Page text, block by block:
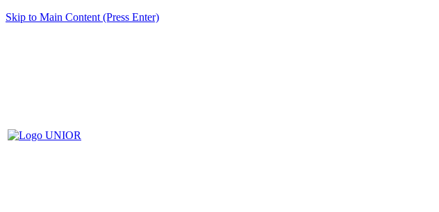
Skip to Main Content (Press Enter)